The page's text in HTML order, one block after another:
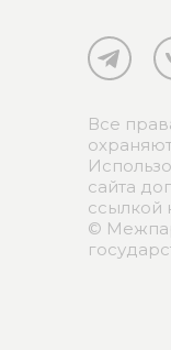
Все
сайта
ссылкой
©